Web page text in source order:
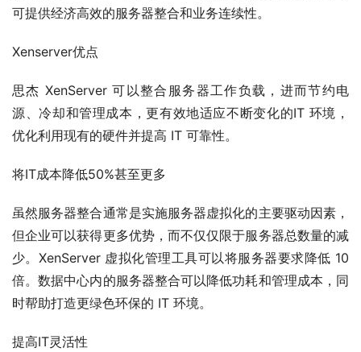
可提供经济高效的服务器整合和业务连续性。
Xenserver优点
思杰 XenServer 可以整合服务器工作负载，进而节约电
源、冷却和管理成本，更有效地适应不断变化的IT 环境，
优化利用现有的硬件并提高 IT 可靠性。
将IT成本降低50%甚至更多
虽然服务器整合通常是实施服务器虚拟化的主要驱动因素，
但企业可以获得更多优势，而不仅仅限于服务器总数量的减
少。XenServer 虚拟化管理工具可以将服务器要求降低 10
倍。数据中心内的服务器整合可以降低功耗和管理成本，同
时帮助打造更绿色环保的 IT 环境。
提高IT灵活性